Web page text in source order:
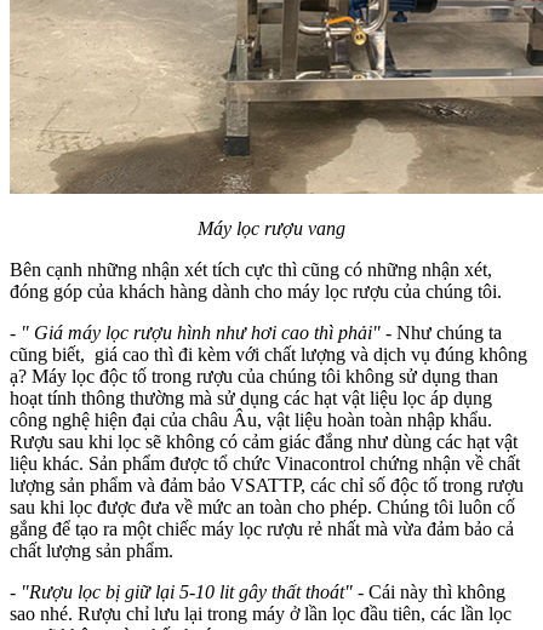
Máy lọc rượu vang
Bên cạnh những nhận xét tích cực thì cũng có những nhận xét,
đóng góp của khách hàng dành cho máy lọc rượu của chúng tôi.
- " Giá máy lọc rượu hình như hơi cao thì phải" - Như chúng ta
cũng biết, giá cao thì đi kèm với chất lượng và dịch vụ đúng không
ạ? Máy lọc độc tố trong rượu của chúng tôi không sử dụng than
hoạt tính thông thường mà sử dụng các hạt vật liệu lọc áp dụng
công nghệ hiện đại của châu Âu, vật liệu hoàn toàn nhập khẩu.
Rượu sau khi lọc sẽ không có cảm giác đắng như dùng các hạt vật
liệu khác. Sản phẩm được tổ chức Vinacontrol chứng nhận về chất
lượng sản phẩm và đảm bảo VSATTP, các chỉ số độc tố trong rượu
sau khi lọc được đưa về mức an toàn cho phép. Chúng tôi luôn cố
gắng để tạo ra một chiếc máy lọc rượu rẻ nhất mà vừa đảm bảo cả
chất lượng sản phẩm.
- "Rượu lọc bị giữ lại 5-10 lit gây thất thoát" - Cái này thì không
sao nhé. Rượu chỉ lưu lại trong máy ở lần lọc đầu tiên, các lần lọc